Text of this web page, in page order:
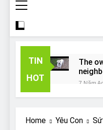
TIN
HOT
The
away!
7 Năm
Why
Home Yêu Con